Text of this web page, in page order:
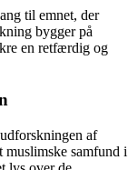
til emnet, der
bygger på
en retfærdig og
af
muslimske samfund i